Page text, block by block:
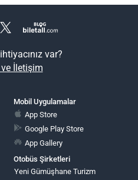
var?
ve İletişim
Mobil Uygulamalar
App Store
Google Play Store
App Gallery
Otobüs Şirketleri
Yeni Gümüşhane Turizm